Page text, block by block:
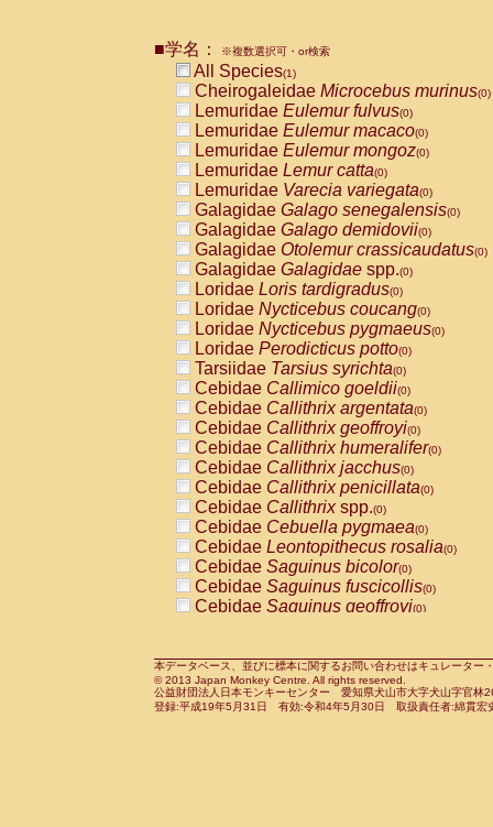
CebidaeCebus nigrivittatus
CebidaeCebus
CebidaeSaimiri boliviensis(0)
CebidaeSaimiri sciureus(0)
AtelidaeAlouatta caraya(0)
AtelidaeAlouatta fusca(0)
AtelidaeAlouatta seniculus
AtelidaeAlouattaspp.(0)
AtelidaeAteles belzebuth(0)
AtelidaeAteles geoffroyi(0)
AtelidaeAteles paniscus(0)
AtelidaeAtelesspp.(0)
Atelidae Lagothrix lagothricha
AtelidaeLagothrix lagothricha cana
PitheciidaeCacajao calvus
PitheciidaeCallicebus cupreus
PitheciidaeCallicebus donacophilus
PitheciidaeCallicebus moloch
PitheciidaeCallicebus torquatus
PitheciidaeCallicebusspp.(0)
PitheciidaeChiropotes satanas(0)
PitheciidaePithecia monachus
PitheciidaePithecia pithecia(0)
CercopithecidaeCercocebus agilis
CercopithecidaeCercocebus
CercopithecidaeCercocebus
CercopithecidaeCercocebus
CercopithecidaeCercocebus
CercopithecidaeCercocebushybrid
CercopithecidaePapio anubis(0)
CercopithecidaePapio cynocephalus
CercopithecidaePapio hamadryas(0)
■学名： ※複数選択可・or検索
All Species(1)
Cheirogaleidae Microcebus murinus(0)
Lemuridae Eulemur fulvus(0)
Lemuridae Eulemur macaco(0)
Lemuridae Eulemur mongoz(0)
Lemuridae Lemur catta(0)
Lemuridae Varecia variegata(0)
Galagidae Galago senegalensis(0)
Galagidae Galago demidovii(0)
Galagidae Otolemur crassicaudatus(0)
Galagidae Galagidae spp.(0)
Loridae Loris tardigradus(0)
Loridae Nycticebus coucang(0)
Loridae Nycticebus pygmaeus(0)
Loridae Perodicticus potto(0)
Tarsiidae Tarsius syrichta(0)
Cebidae Callimico goeldii(0)
Cebidae Callithrix argentata(0)
Cebidae Callithrix geoffroyi(0)
Cebidae Callithrix humeralifer(0)
Cebidae Callithrix jacchus(0)
Cebidae Callithrix penicillata(0)
Cebidae Callithrixspp.(0)
Cebidae Cebuella pygmaea(0)
Cebidae Leontopithecus rosalia(0)
Cebidae Saguinus bicolor(0)
Cebidae Saguinus fuscicollis(0)
Cebidae Saguinus geoffroyi(0)
CebidaeSaguinus leucopus(0)
CebidaeSaguinus midas(0)
Cebidae Saguinus mystax(0)
本データベース、並びに標本に関するお問い合わせはキュレータ
© 2013 Japan Monkey Centre. All rights reserved.
公益財団法人日本モンキーセンター 愛知県犬山市大字犬山字官
登録:平成19年5月31日 有効:令和4年5月30日 取扱責任者:綿貫宏